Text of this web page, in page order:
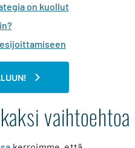
on kuollut
vaihtoehtoa